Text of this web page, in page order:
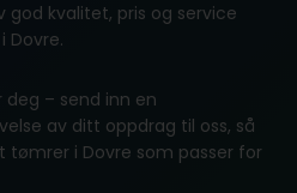
kvalitet, pris og service
Dovre.
– send inn en
av ditt oppdrag til oss, så
tømrer i Dovre som passer for